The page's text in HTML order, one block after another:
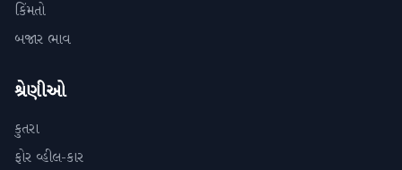
કિંમતો
બજાર ભાવ
શ્રેણીઓ
કુતરા
ફોર વ્હીલ-કાર